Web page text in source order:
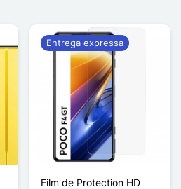
Film de Protection HD
Entrega expressa